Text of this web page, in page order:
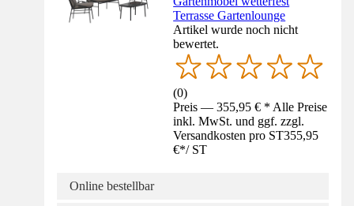
Terrasse Gartenlounge
Artikel wurde noch nicht
bewertet.
(0)
Preis — 355,95 € * Alle Preise
inkl. MwSt. und ggf. zzgl.
Versandkosten pro ST355,95
€*/ ST
Online bestellbar